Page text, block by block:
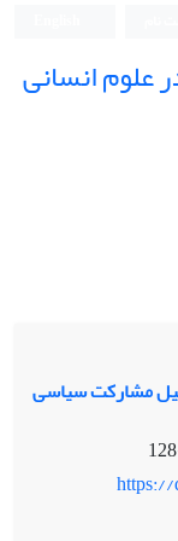
علوم انسانی
مشارکت سیاسی